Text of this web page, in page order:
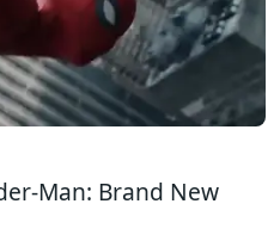
Man: Brand New